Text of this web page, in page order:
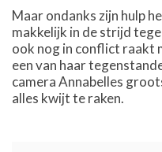
Maar ondanks zijn hulp
makkelijk in de strijd
ook nog in conflict raakt
een van haar
camera Annabelles
alles kwijt te raken.